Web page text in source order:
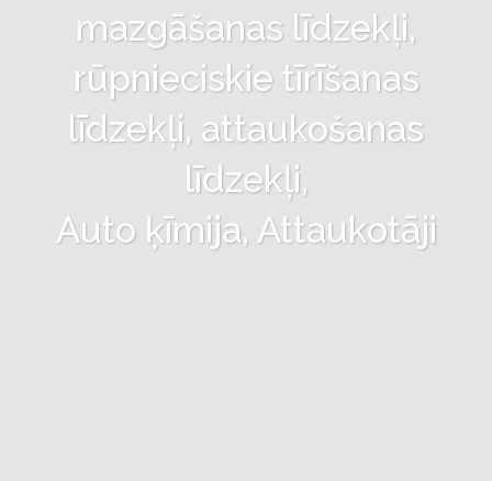
mazgāšanas līdzekļi,
rūpnieciskie tīrīšanas
līdzekļi, attaukošanas
līdzekļi,
Auto ķīmija, Attaukotāji